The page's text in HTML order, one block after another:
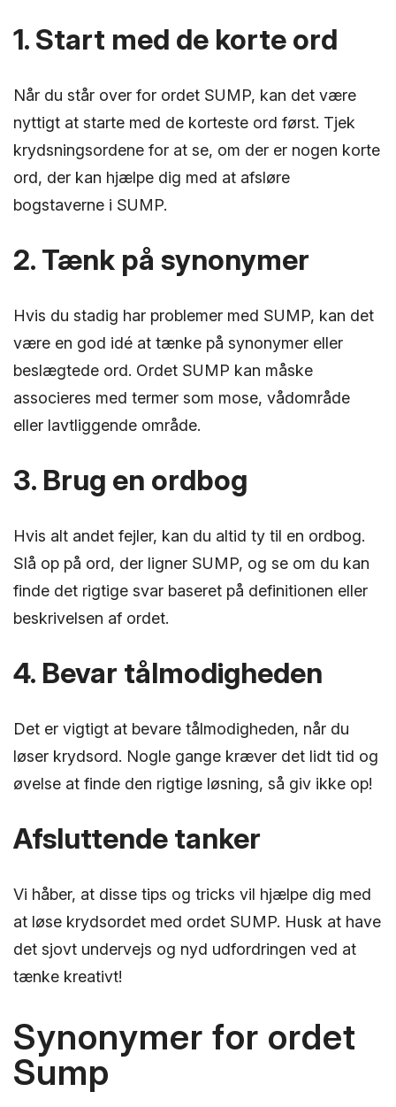
1. Start med de korte ord
Når du står over for ordet SUMP, kan det være
nyttigt at starte med de korteste ord først. Tjek
krydsningsordene for at se, om der er nogen korte
ord, der kan hjælpe dig med at afsløre
bogstaverne i SUMP.
2. Tænk på synonymer
Hvis du stadig har problemer med SUMP, kan det
være en god idé at tænke på synonymer eller
beslægtede ord. Ordet SUMP kan måske
associeres med termer som mose, vådområde
eller lavtliggende område.
3. Brug en ordbog
Hvis alt andet fejler, kan du altid ty til en ordbog.
Slå op på ord, der ligner SUMP, og se om du kan
finde det rigtige svar baseret på definitionen eller
beskrivelsen af ordet.
4. Bevar tålmodigheden
Det er vigtigt at bevare tålmodigheden, når du
løser krydsord. Nogle gange kræver det lidt tid og
øvelse at finde den rigtige løsning, så giv ikke op!
Afsluttende tanker
Vi håber, at disse tips og tricks vil hjælpe dig med
at løse krydsordet med ordet SUMP. Husk at have
det sjovt undervejs og nyd udfordringen ved at
tænke kreativt!
Synonymer for ordet
Sump